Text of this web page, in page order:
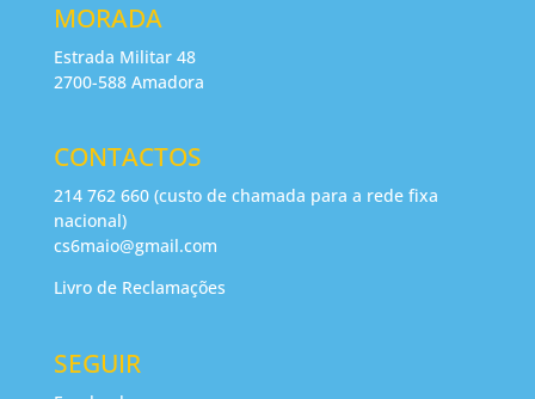
MORADA
Estrada Militar 48
2700-588 Amadora
CONTACTOS
214 762 660 (custo de chamada para a rede fixa
nacional)
cs6maio@gmail.com
Livro de Reclamações
SEGUIR